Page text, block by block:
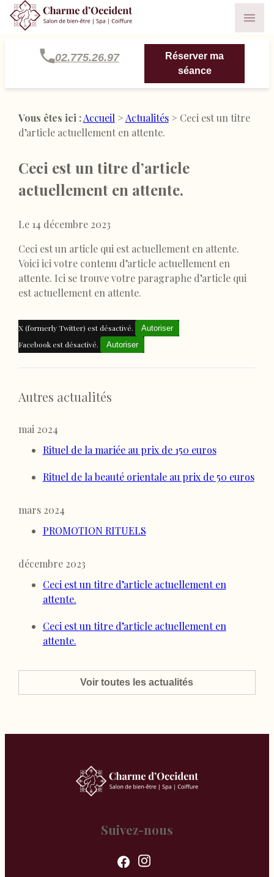
02.775.26.97
Réserver ma
séance
Vous êtes ici : Accueil > Actualités> Ceci est un titre
d’article actuellement en attente.
Ceci est un titre d’article
actuellement en attente.
Le 14 décembre 2023
Ceci est un article qui est actuellement en attente.
Voici ici votre contenu d’article actuellement en
attente. Ici se trouve votre paragraphe d’article qui
est actuellement en attente.
X (formerly Twitter) est désactivé. Autoriser
Facebook est désactivé. Autoriser
Autres actualités
mai 2024
Rituel de la mariée au prix de 150 euros
Rituel de la beauté orientale au prix de 50 euros
mars 2024
PROMOTION RITUELS
décembre 2023
Ceci est un titre d’article actuellement en
attente.
Ceci est un titre d’article actuellement en
attente.
Voir toutes les actualités
Suivez-nous
Panneau de gestion des cookies